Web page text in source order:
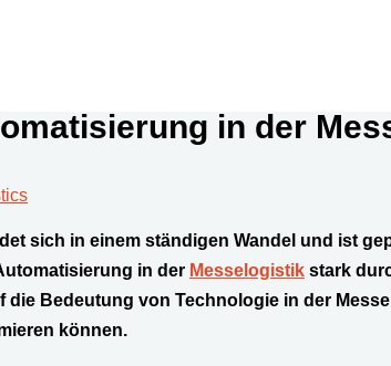
in der
sich in einem ständigen Wandel und ist
in der Messelogistik stark
die Bedeutung von Technologie in der
können.